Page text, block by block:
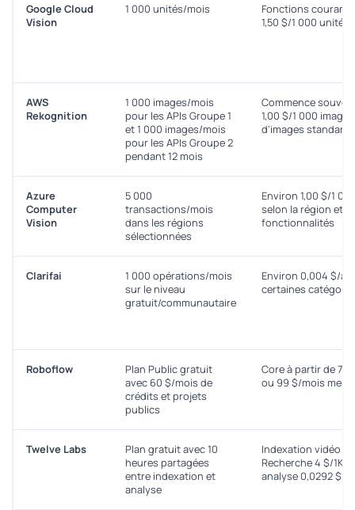
Google Cloud
Vision
1 000 unités/mois
Fonctions
1,50 $/1 000 unités
AWS
Rekognition
1 000 images/mois
pour les APIs Groupe 1
et 1 000 images/mois
pour les APIs Groupe 2
pendant 12 mois
Commence
1,00 $/1 000
d'images standard
Azure
Computer
Vision
5 000
transactions/mois
dans les régions
sélectionnées
Environ 1,00 $/1
selon la région et
fonctionnalités
Clarifai
1 000 opérations/mois
sur le niveau
gratuit/communautaire
Environ 0,004 $/
certaines
Roboflow
Plan Public gratuit
avec 60 $/mois de
crédits et projets
publics
Core à partir de 79
ou 99 $/mois
Twelve Labs
Plan gratuit avec 10
heures partagées
entre indexation et
analyse
Indexation vidéo
Recherche 4 $/1K
analyse 0,0292 $/